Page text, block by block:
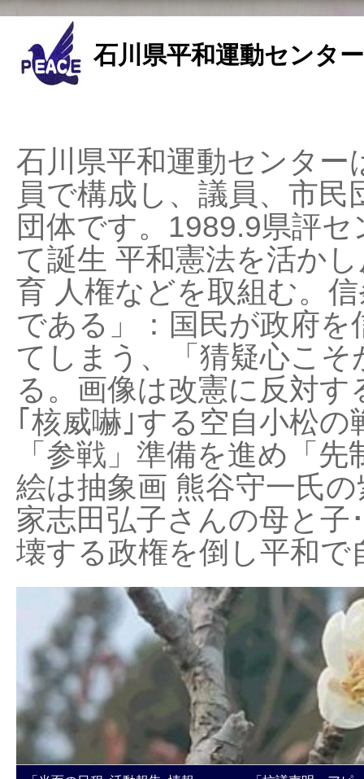
石川県平和運動センタ
石川県平和運動センタ
員で構成し、議員、市
団体です。1989.9県評
て誕生 平和憲法を活か
育 人権などを取組む。
である」：国民が政府
てしまう、「猜疑心こ
る。画像は改憲に反対
｢核威嚇｣する空自小松
「参戦」準備を進め「
絵は抽象画 熊谷守一氏
家志田弘子さんの母と子
壊する政権を倒し平和